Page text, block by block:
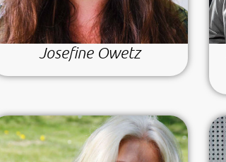
Josefine Owetz